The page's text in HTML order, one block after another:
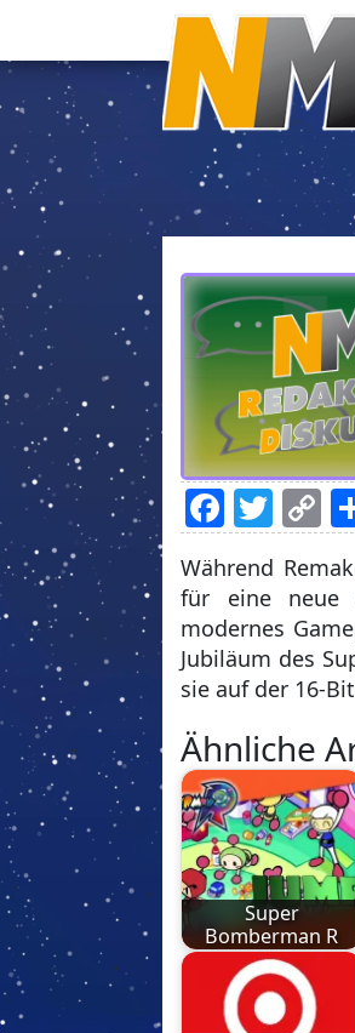
Während
für eine neue
modernes
Jubiläum des
sie auf der 16-
Ähnliche
Super
Bomberman R